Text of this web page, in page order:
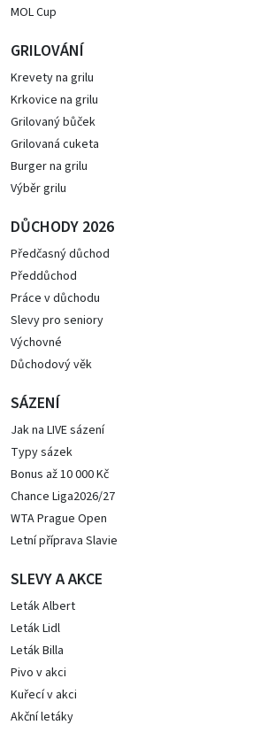
MOL Cup
GRILOVÁNÍ
Krevety na grilu
Krkovice na grilu
Grilovaný bůček
Grilovaná cuketa
Burger na grilu
Výběr grilu
DŮCHODY 2026
Předčasný důchod
Předdůchod
Práce v důchodu
Slevy pro seniory
Výchovné
Důchodový věk
SÁZENÍ
Jak na LIVE sázení
Typy sázek
Bonus až 10 000 Kč
Chance Liga2026/27
WTA Prague Open
Letní příprava Slavie
SLEVY A AKCE
Leták Albert
Leták Lidl
Leták Billa
Pivo v akci
Kuřecí v akci
Akční letáky